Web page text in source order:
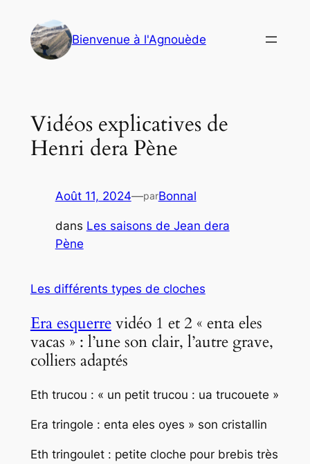
contenu
Bienvenue à l'Agnouède
Vidéos explicatives de
Henri dera Pène
Août 11, 2024—parBonnal
dans Les saisons de Jean dera
Pène
Les différents types de cloches
Era esquerrevidéo 1 et 2 « enta eles
vacas » : l’une son clair, l’autre grave,
colliers adaptés
Eth trucou : « un petit trucou : ua trucouete »
Era tringole : enta eles oyes » son cristallin
Eth tringoulet : petite cloche pour brebis très